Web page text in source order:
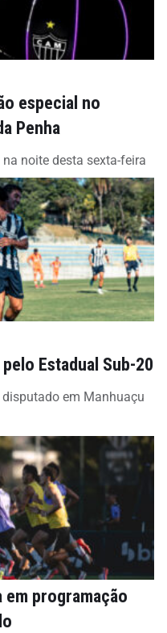
especial no
Penha
noite desta sexta-feira
Estadual Sub-20
em Manhuaçu
programação